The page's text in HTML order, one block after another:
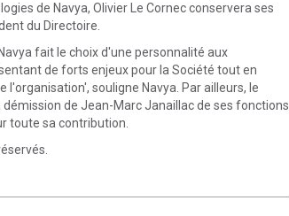
de Navya, Olivier Le Cornec conservera ses
du Directoire.
fait le choix d'une personnalité aux
de forts enjeux pour la Société tout en
souligne Navya. Par ailleurs, le
de Jean-Marc Janaillac de ses fonctions
toute sa contribution.